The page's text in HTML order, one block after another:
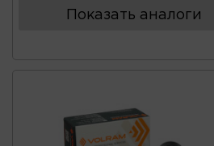
Показать аналоги